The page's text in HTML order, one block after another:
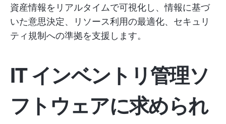
資産情報をリアルタイムで可視化し、情報に基づ
いた意思決定、リソース利用の最適化、セキュリ
ティ規制への準拠を支援します。
IT インベントリ管理ソ
フトウェアに求められ